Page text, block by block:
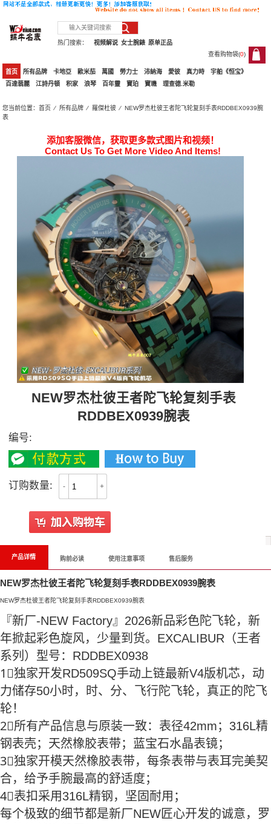
热门搜索： 原单正品
女士腕錶
视频解说
查看购物袋(0)
0
首页 所有品牌 卡地亞 歐米茄 萬國 勞力士 沛納海 愛彼 真力時
宇舶《恒宝》
百達翡麗
江詩丹頓 积家 浪琴 百年靈 寶珀 寶璣 理查德.米勒
您当前位置：首页 ⁄所有品牌 ⁄羅傑杜彼 ⁄ NEW罗杰杜彼王者陀飞轮复刻手表RDDBEX0939腕
表
添加客服微信，获取更多款式图片和视频！
Contact Us To Get More Video And Items!
NEW罗杰杜彼王者陀飞轮复刻手表
RDDBEX0939腕表
编号:
订购数量: - +
产品详情 购前必读 使用注意事项 售后服务
NEW罗杰杜彼王者陀飞轮复刻手表RDDBEX0939腕表
NEW罗杰杜彼王者陀飞轮复刻手表RDDBEX0939腕表
『新厂-NEW Factory』2026新品彩色陀飞轮，新
年掀起彩色旋风，少量到货。EXCALIBUR（王者
系列）型号：RDDBEX0938
1⃣️独家开发RD509SQ手动上链最新V4版机芯，动
力储存50小时，时、分、飞行陀飞轮，真正的陀飞
轮！
2⃣️所有产品信息与原装一致：表径42mm；316L精
钢表壳；天然橡胶表带；蓝宝石水晶表镜；
3⃣️独家开模天然橡胶表带，每条表带与表耳完美契
合，给予手腕最高的舒适度；
4⃣️表扣采用316L精钢，坚固耐用；
每个极致的细节都是新厂NEW匠心开发的诚意，罗